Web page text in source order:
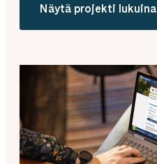
Näytä projekti lukuina